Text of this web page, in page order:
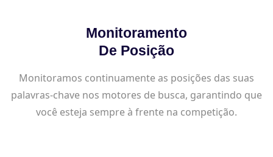
Monitoramento
De Posição
Monitoramos continuamente as posições das suas
palavras-chave nos motores de busca, garantindo que
você esteja sempre à frente na competição.